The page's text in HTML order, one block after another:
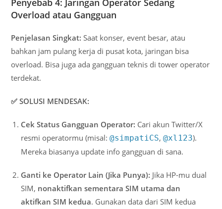
Overload atau Gangguan
Penjelasan Singkat: Saat konser, event besar, atau
bahkan jam pulang kerja di pusat kota, jaringan bisa
overload. Bisa juga ada gangguan teknis di tower operator
terdekat.
✅ SOLUSI MENDESAK:
Cek Status Gangguan Operator: Cari akun Twitter/X
resmi operatormu (misal:@simpatiCS,@xl123).
Mereka biasanya update info gangguan di sana.
Ganti ke Operator Lain (Jika Punya): Jika HP-mu dual
SIM, nonaktifkan sementara SIM utama dan
aktifkan SIM kedua. Gunakan data dari SIM kedua